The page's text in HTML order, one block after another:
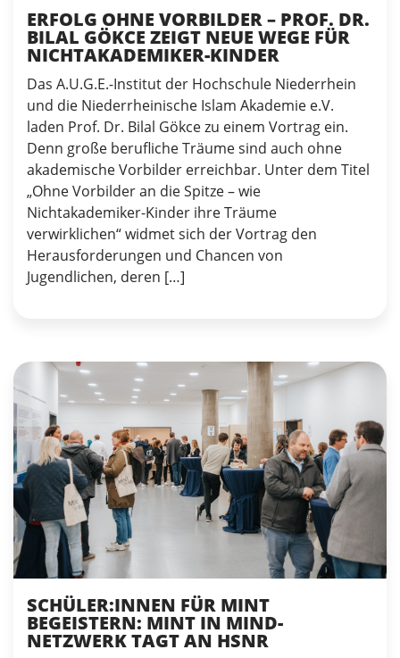
ERFOLG OHNE VORBILDER – PROF. DR.
BILAL GÖKCE ZEIGT NEUE WEGE FÜR
NICHTAKADEMIKER-KINDER
Das A.U.G.E.-Institut der Hochschule Niederrhein
und die Niederrheinische Islam Akademie e.V.
laden Prof. Dr. Bilal Gökce zu einem Vortrag ein.
Denn große berufliche Träume sind auch ohne
akademische Vorbilder erreichbar. Unter dem Titel
„Ohne Vorbilder an die Spitze – wie
Nichtakademiker-Kinder ihre Träume
verwirklichen“ widmet sich der Vortrag den
Herausforderungen und Chancen von
Jugendlichen, deren […]
SCHÜLER:INNEN FÜR MINT
BEGEISTERN: MINT IN MIND-
NETZWERK TAGT AN HSNR